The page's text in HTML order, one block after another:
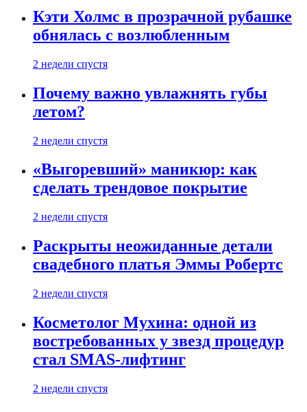
Кэти Холмс в прозрачной рубашке
обнялась с возлюбленным
2 недели спустя
Почему важно увлажнять губы
летом?
2 недели спустя
«Выгоревший» маникюр: как
сделать трендовое покрытие
2 недели спустя
Раскрыты неожиданные детали
свадебного платья Эммы Робертс
2 недели спустя
Косметолог Мухина: одной из
востребованных у звезд процедур
стал SMAS-лифтинг
2 недели спустя